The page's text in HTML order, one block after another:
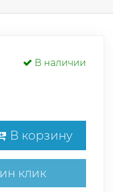
В наличии
В корзину
клик